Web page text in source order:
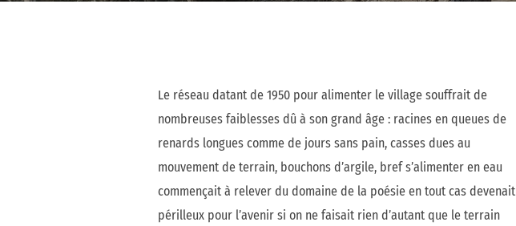
Le réseau datant de 1950 pour alimenter le village souffrait de
nombreuses faiblesses dû à son grand âge : racines en queues de
renards longues comme de jours sans pain, casses dues au
mouvement de terrain, bouchons d’argile, bref s’alimenter en eau
commençait à relever du domaine de la poésie en tout cas devenait
périlleux pour l’avenir si on ne faisait rien d’autant que le terrain